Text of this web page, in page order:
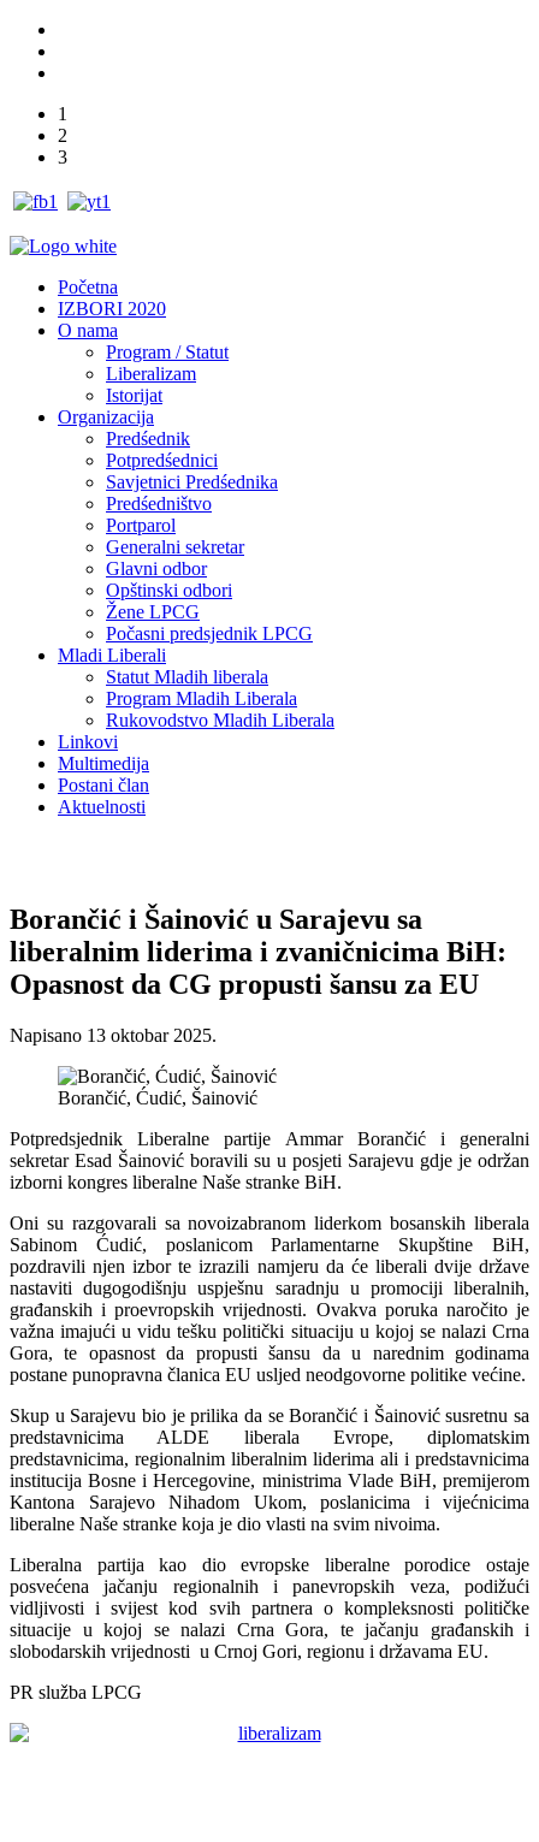
1
2
3
Početna
IZBORI 2020
O nama
Program / Statut
Liberalizam
Istorijat
Organizacija
Predśednik
Potpredśednici
Savjetnici Predśednika
Predśedništvo
Portparol
Generalni sekretar
Glavni odbor
Opštinski odbori
Žene LPCG
Počasni predsjednik LPCG
Mladi Liberali
Statut Mladih liberala
Program Mladih Liberala
Rukovodstvo Mladih Liberala
Linkovi
Multimedija
Postani član
Aktuelnosti
Borančić i Šainović u Sarajevu sa
liberalnim liderima i zvaničnicima BiH:
Opasnost da CG propusti šansu za EU
Napisano 13 oktobar 2025.
Borančić, Ćudić, Šainović
Potpredsjednik Liberalne partije Ammar Borančić i generalni
sekretar Esad Šainović boravili su u posjeti Sarajevu gdje je održan
izborni kongres liberalne Naše stranke BiH.
Oni su razgovarali sa novoizabranom liderkom bosanskih liberala
Sabinom Ćudić, poslanicom Parlamentarne Skupštine BiH,
pozdravili njen izbor te izrazili namjeru da će liberali dvije države
nastaviti dugogodišnju uspješnu saradnju u promociji liberalnih,
građanskih i proevropskih vrijednosti. Ovakva poruka naročito je
važna imajući u vidu tešku politički situaciju u kojoj se nalazi Crna
Gora, te opasnost da propusti šansu da u narednim godinama
postane punopravna članica EU usljed neodgovorne politike većine.
Skup u Sarajevu bio je prilika da se Borančić i Šainović susretnu sa
predstavnicima ALDE liberala Evrope, diplomatskim
predstavnicima, regionalnim liberalnim liderima ali i predstavnicima
institucija Bosne i Hercegovine, ministrima Vlade BiH, premijerom
Kantona Sarajevo Nihadom Ukom, poslanicima i vijećnicima
liberalne Naše stranke koja je dio vlasti na svim nivoima.
Liberalna partija kao dio evropske liberalne porodice ostaje
posvećena jačanju regionalnih i panevropskih veza, podižući
vidljivosti i svijest kod svih partnera o kompleksnosti političke
situacije u kojoj se nalazi Crna Gora, te jačanju građanskih i
slobodarskih vrijednosti u Crnoj Gori, regionu i državama EU.
PR služba LPCG